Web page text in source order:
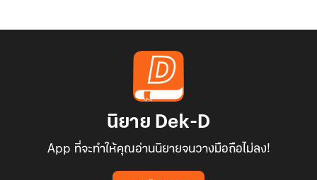
นิยาย Dek-D
App ที่จะทำให้คุณอ่านนิยายจนวางมือถือไม่ลง!